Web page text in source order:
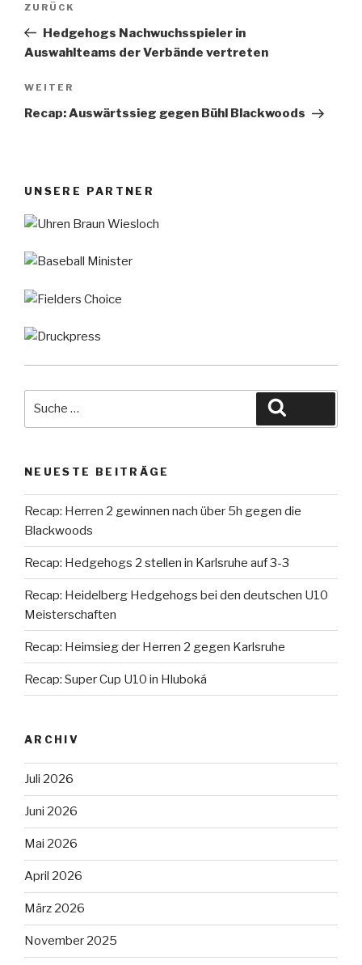
Vorheriger
Beitrag
ZURÜCK
Hedgehogs Nachwuchsspieler in
Auswahlteams der Verbände vertreten
Nächster
Beitrag
WEITER
Recap: Auswärtssieg gegen Bühl Blackwoods
UNSERE PARTNER
NEUESTE BEITRÄGE
Recap: Herren 2 gewinnen nach über 5h gegen die
Blackwoods
Recap: Hedgehogs 2 stellen in Karlsruhe auf 3-3
Recap: Heidelberg Hedgehogs bei den deutschen U10
Meisterschaften
Recap: Heimsieg der Herren 2 gegen Karlsruhe
Recap: Super Cup U10 in Hluboká
ARCHIV
Juli 2026
Juni 2026
Mai 2026
April 2026
März 2026
November 2025